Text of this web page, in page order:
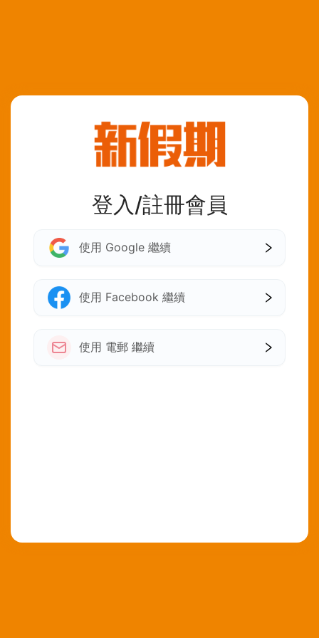
登入/註冊會員
使用 Google 繼續
使用 Facebook 繼續
使用 電郵 繼續